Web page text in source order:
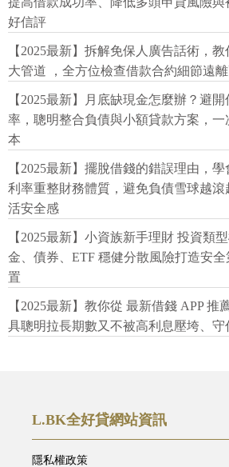
好信評
【2025最新】拆解免保人廣告話術，
大管道 ，全方位檢查借款合約細節遠
【2025最新】月底缺現金怎麼辦？避
率，聰明整合負債與小額貸款方案，
本
【2025最新】擺脫借錢的錯誤理由，
利率重整財務體質，避免負債雪球越
活安全感
【2025最新】小資族新手理財 投資類
金、債券、ETF 穩健分散風險打造安
置
【2025最新】教你從 最新借錢 APP 推
具聰明拉長期數又不被高利息壓垮、守
L.BK全好貸網站資訊
隱私權政策